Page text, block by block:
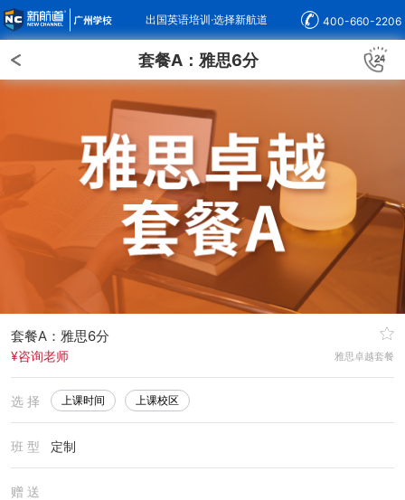
出国英语培训·选择新航道 400-660-2206
套餐A：雅思6分
套餐A：雅思6分
¥咨询老师 雅思卓越套餐
选 择 上课时间 上课校区
班 型 定制
赠 送